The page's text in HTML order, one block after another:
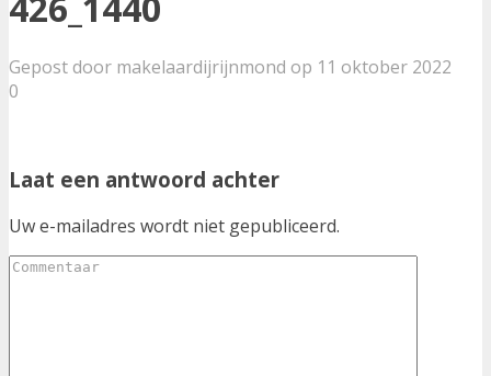
Gepost door makelaardijrijnmond op 11 oktober 2022
0
Laat een antwoord achter
Uw e-mailadres wordt niet gepubliceerd.